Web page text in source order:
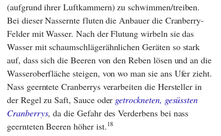
(aufgrund ihrer Luftkammern) zu schwimmen/treiben.
Bei dieser Nassernte fluten die Anbauer die Cranberry-
Felder mit Wasser. Nach der Flutung wirbeln sie das
Wasser mit schaumschlägerähnlichen Geräten so stark
auf, dass sich die Beeren von den Reben lösen und an die
Wasseroberfläche steigen, von wo man sie ans Ufer zieht.
Nass geerntete Cranberrys verarbeiten die Hersteller in
der Regel zu Saft, Sauce oder getrockneten, gesüssten
Cranberrys, da die Gefahr des Verderbens bei nass
geernteten Beeren höher ist.18